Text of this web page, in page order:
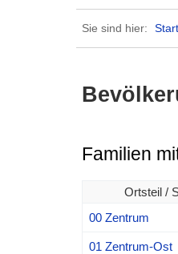
Sie sind hier:
Familien
Ortsteil /
00 Zentrum
01 Zentrum-Ost